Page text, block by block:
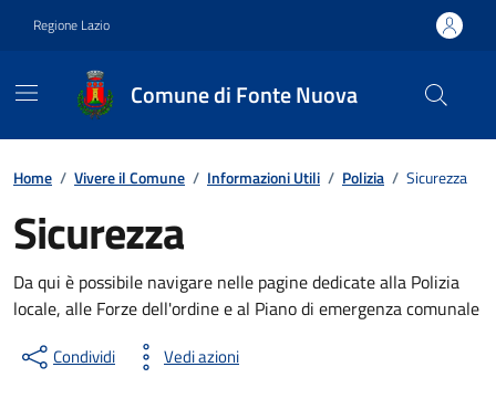
Regione Lazio
Comune di Fonte Nuova
Contenuti in evidenza
Home / Vivere il Comune / Informazioni Utili / Polizia / Sicurezza
Sicurezza
Da qui è possibile navigare nelle pagine dedicate alla Polizia
locale, alle Forze dell'ordine e al Piano di emergenza comunale
Condividi Vedi azioni